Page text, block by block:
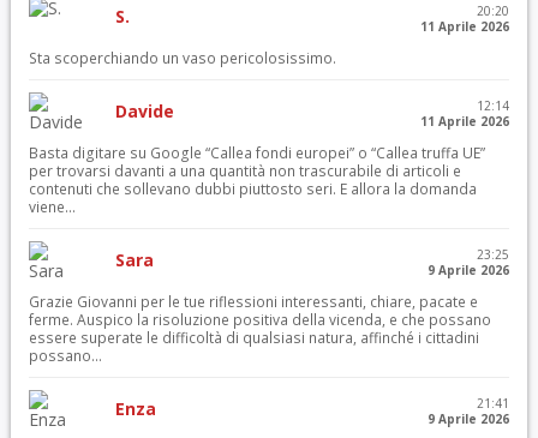
S.
20:20
11 Aprile 2026
Sta scoperchiando un vaso pericolosissimo.
Davide
12:14
11 Aprile 2026
Basta digitare su Google “Callea fondi europei” o “Callea truffa UE”
per trovarsi davanti a una quantità non trascurabile di articoli e
contenuti che sollevano dubbi piuttosto seri. E allora la domanda
viene...
Sara
23:25
9 Aprile 2026
Grazie Giovanni per le tue riflessioni interessanti, chiare, pacate e
ferme. Auspico la risoluzione positiva della vicenda, e che possano
essere superate le difficoltà di qualsiasi natura, affinché i cittadini
possano...
Enza
21:41
9 Aprile 2026